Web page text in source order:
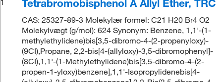
Tetrabromobisphenol A Allyl Ether, TRC
CAS: 25327-89-3 Molekylær formel: C21 H20 Br4 O2
Molekylvægt (g/mol): 624 Synonym: Benzene, 1,1'-(1-
methylethylidene)bis[3,5-dibromo-4-(2-propenyloxy)-
(9CI),Propane, 2,2-bis[4-(allyloxy)-3,5-dibromophenyl]-
(8CI),1,1'-(1-Methylethylidene)bis[3,5-dibromo-4-(2-
propen-1-yloxy)benzene],1,1'-Isopropylidenebis[4-